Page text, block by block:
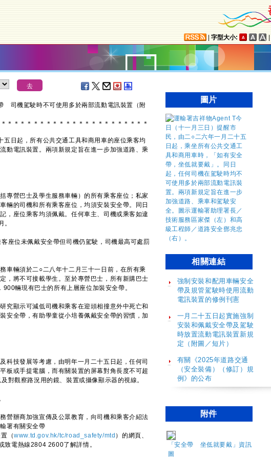
字型大小:
司機駕駛時不可使用多於兩部流動電訊裝置（附
＊ ＊ ＊ ＊ ＊ ＊ ＊ ＊ ＊ ＊ ＊ ＊ ＊ ＊ ＊ ＊ ＊ ＊ ＊ ＊ ＊ ＊ ＊
日起，所有公共交通工具和商用車的座位乘客均
動電訊裝置。兩項新規定旨在進一步加強道路、乘
營巴士及學生服務車輛）的所有乘客座位；私家
輛的司機和所有乘客座位，均須安裝安全帶。同日
，座位乘客均須佩戴。任何車主、司機或乘客如違
。
位未佩戴安全帶但司機仍駕駛，司機最高可處罰
輛須於二○二八年十二月三十一日前，在所有乘
，將不可接載學生。至於專營巴士，所有新購巴士
輛現有巴士的所有上層座位加裝安全帶。
顯示可減低司機和乘客在迎頭相撞意外中死亡和
安全帶，有助學童從小培養佩戴安全帶的習慣，加
技發展等考慮，由明年一月二十五日起，任何司
板或手提電腦，而有關裝置的屏幕對角長度不可超
對觀察路況用的鏡、裝置或攝像顯示器的視線。
辦商加強宣傳及公眾教育，向司機和乘客介紹法
署有關安全帶
（www.td.gov.hk/tc/road_safety/mtd ）的網頁、
致電熱線2804 2600了解詳情。
圖片
相關連結
強制安裝和配用車輛安全
帶及規管駕駛時使用流動
電訊裝置的修例刊憲
一月二十五日起實施強制
安裝和佩戴安全帶及駕駛
時放置流動電訊裝置新規
定（附圖／短片）
有關《2025年道路交通
（安全裝備）（修訂）規
例》的公布
附件
「安全帶 坐低就要戴」資訊
圖